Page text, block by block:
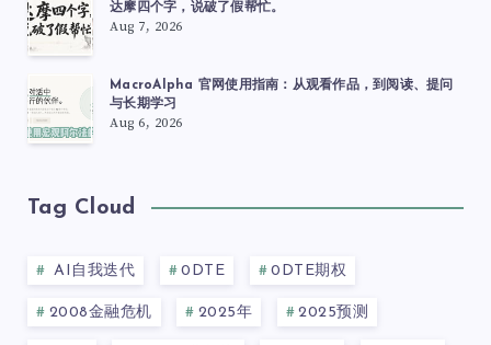
达摩四个字，说破了假帮忙。
Aug 7, 2026
MacroAlpha 官网使用指南：从观看作品，到阅读、提问
与长期学习
Aug 6, 2026
Tag Cloud
AI自我迭代 0DTE 0DTE期权
2008金融危机 2025年 2025预测